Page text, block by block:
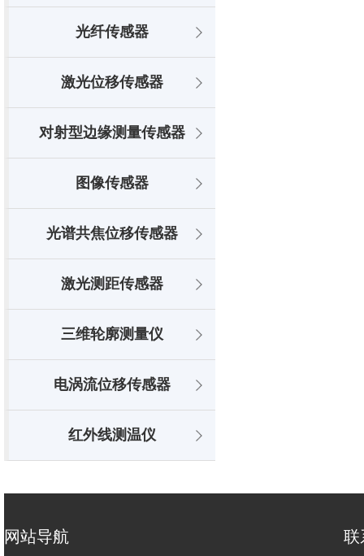
光纤传感器
激光位移传感器
对射型边缘测量传感器
图像传感器
光谱共焦位移传感器
激光测距传感器
三维轮廓测量仪
电涡流位移传感器
红外线测温仪
网站导航 联